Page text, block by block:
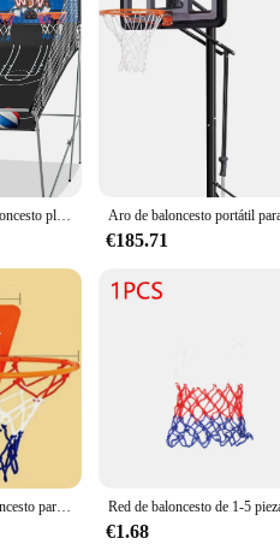
Juego de arcade de baloncesto plegable de doble disparo, juego de aro de baloncesto con puntuación electrónica, 8 modos de juego, 4 pelotas, Elec interior y exterior
€185.71
Canasta de aro de baloncesto para interiores, marco de borde de baloncesto sin perforación, montado en la pared, tablero de fibra ajustable de alta densidad
€1.68